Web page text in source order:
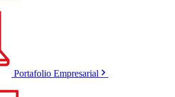
Portafolio Empresarial